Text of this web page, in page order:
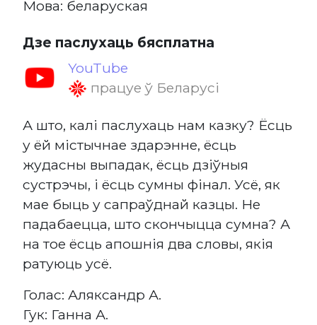
Мова: беларуская
Дзе паслухаць бясплатна
YouTube
працуе ў Беларусі
А што, калі паслухаць нам казку? Ёсць
у ёй містычнае здарэнне, ёсць
жудасны выпадак, ёсць дзіўныя
сустрэчы, і ёсць сумны фінал. Усё, як
мае быць у сапраўднай казцы. Не
падабаецца, што скончыцца сумна? А
на тое ёсць апошнія два словы, якія
ратуюць усё.
Голас: Аляксандр А.
Гук: Ганна А.